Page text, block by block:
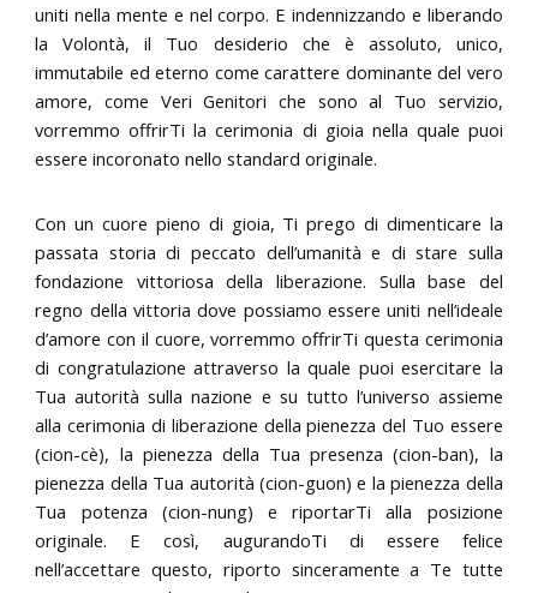
uniti nella mente e nel corpo. E indennizzando e liberando
la Volontà, il Tuo desiderio che è assoluto, unico,
immutabile ed eterno come carattere dominante del vero
amore, come Veri Genitori che sono al Tuo servizio,
vorremmo offrirTi la cerimonia di gioia nella quale puoi
essere incoronato nello standard originale.
Con un cuore pieno di gioia, Ti prego di dimenticare la
passata storia di peccato dell’umanità e di stare sulla
fondazione vittoriosa della liberazione. Sulla base del
regno della vittoria dove possiamo essere uniti nell’ideale
d’amore con il cuore, vorremmo offrirTi questa cerimonia
di congratulazione attraverso la quale puoi esercitare la
Tua autorità sulla nazione e su tutto l’universo assieme
alla cerimonia di liberazione della pienezza del Tuo essere
(cion-cè), la pienezza della Tua presenza (cion-ban), la
pienezza della Tua autorità (cion-guon) e la pienezza della
Tua potenza (cion-nung) e riportarTi alla posizione
originale. E così, augurandoTi di essere felice
nell’accettare questo, riporto sinceramente a Te tutte